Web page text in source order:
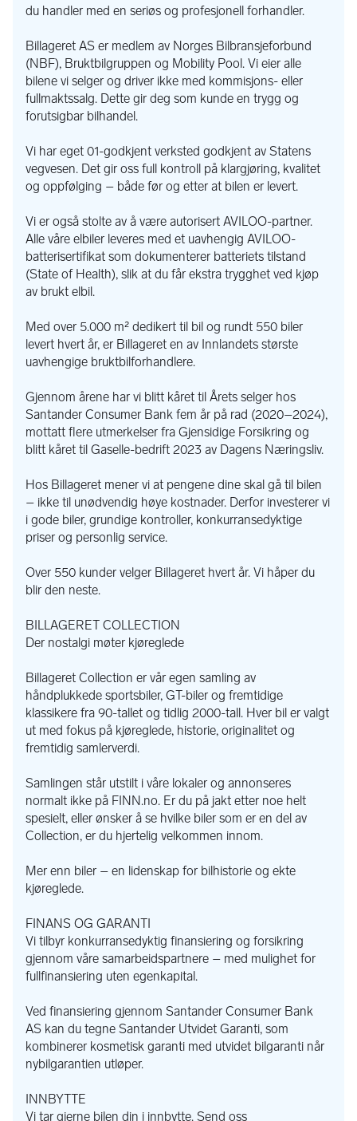
Consumer Bank AS, kan du tegne Santander Utvidet Garanti
dekninger med to forsikringer i én. Den Kosmetiske
Garantien dekker småskader i hele nybilgarantiens varighet,
som for eksempel parkeringsskader og skader på
karosserideler som kan repareres med SPOT repair / SMART
repair. Utvidet Bilgaranti
forsikringen.
GARANTI
I samarbeid med en av Norges ledende garantileverandør
Fragus kan vi tilby garanti opptil 36 mnd. Her kan du velge alt
fra ordinær bruktbilgaranti til toppdekning med 0,- i
egenandel. Ta kontakt for priser.
INNBYTTE
registrerings nr, km stand etc, så kommer vi raskt tilbake med
et prisanslag.
Om ønskelig kan vi montere dab+ adapter i bil. Ta kontakt for
pris og mer informasjon.
HENGERFESTE
Vi er forhandler av hengerfester. Alt fra el. svingbare til
fastmonterte. Vi monterer også hengerfeste på din nye bil om
du ønsker det. Ta kontakt for mer priser og informasjon.
AUTOREG
Vi er godkjent av Statens vegvesen som Autoreg forhandler.
Det vil si at vi har myndighet til å oppbevare kjennemerker, og
ta hele omregistreringsprosessen men du venter hos oss, 24
omgående og de fleste biler kan leveres både i helg og
hverdager.
FINANS OG FORSIKRING
Vi kan tilby en av markedets beste betingelser på finans og
forsikring gjennom våre samarbeidspartnere. Vi tilbyr også
fullfinansiering med 0 kr i egenkapital på din nye bil.
IKKE FÅTT SVAR PÅ EPOST
Vi opplever dessverre litt utfordringer med at våre e-poster
havner i din søppel/spam mappe når det kommer eposter
gjennom finn.no. Sjekk denne om du ikke har fått svar fra oss.
Vi svarer alltid!
TRANSPORT
Med våre gode samarbeidsavtaler kan vi tilby svært gode
med oss for mer informasjon og pristilbud.
DU FINNER OSS
På Elvesletta 11, 2323 Ingeberg ved Trehørningen
togstasjonen. Kommer du med fly til Oslo lufthavn, er det
gode togforbindelser til Hamar, eller vi kan etter avtale hente
deg på flyplassen. Vi holder til ca 50 min unna Oslo lufthavn.
må det forventes avvik og mangler rundt utstyr og utstyrsliste.
du handler med en seriøs og profesjonell forhandler.
Billageret AS er medlem av Norges Bilbransjeforbund
(NBF), Bruktbilgruppen og Mobility Pool. Vi eier alle
bilene vi selger og driver ikke med kommisjons- eller
fullmaktssalg. Dette gir deg som kunde en trygg og
forutsigbar bilhandel.
Vi har eget 01-godkjent verksted godkjent av Statens
vegvesen. Det gir oss full kontroll på klargjøring, kvalitet
og oppfølging – både før og etter at bilen er levert.
Vi er også stolte av å være autorisert AVILOO-partner.
Alle våre elbiler leveres med et uavhengig AVILOO-
batterisertifikat som dokumenterer batteriets tilstand
(State of Health), slik at du får ekstra trygghet ved kjøp
av brukt elbil.
Med over 5.000 m² dedikert til bil og rundt 550 biler
levert hvert år, er Billageret en av Innlandets største
uavhengige bruktbilforhandlere.
Gjennom årene har vi blitt kåret til Årets selger hos
Santander Consumer Bank fem år på rad (2020–2024),
mottatt flere utmerkelser fra Gjensidige Forsikring og
blitt kåret til Gaselle-bedrift 2023 av Dagens Næringsliv.
Hos Billageret mener vi at pengene dine skal gå til bilen
– ikke til unødvendig høye kostnader. Derfor investerer vi
i gode biler, grundige kontroller, konkurransedyktige
priser og personlig service.
Over 550 kunder velger Billageret hvert år. Vi håper du
blir den neste.
BILLAGERET COLLECTION
Der nostalgi møter kjøreglede
Billageret Collection er vår egen samling av
håndplukkede sportsbiler, GT-biler og fremtidige
klassikere fra 90-tallet og tidlig 2000-tall. Hver bil er valgt
ut med fokus på kjøreglede, historie, originalitet og
fremtidig samlerverdi.
Samlingen står utstilt i våre lokaler og annonseres
normalt ikke på FINN.no. Er du på jakt etter noe helt
spesielt, eller ønsker å se hvilke biler som er en del av
Collection, er du hjertelig velkommen innom.
Mer enn biler – en lidenskap for bilhistorie og ekte
kjøreglede.
FINANS OG GARANTI
Vi tilbyr konkurransedyktig finansiering og forsikring
gjennom våre samarbeidspartnere – med mulighet for
fullfinansiering uten egenkapital.
Ved finansiering gjennom Santander Consumer Bank
AS kan du tegne Santander Utvidet Garanti, som
kombinerer kosmetisk garanti med utvidet bilgaranti når
nybilgarantien utløper.
INNBYTTE
Vi tar gjerne bilen din i innbytte. Send oss